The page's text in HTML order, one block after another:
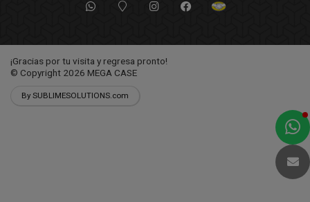
¡Gracias por tu visita y regresa pronto!
© Copyright 2026 MEGA CASE
By SUBLIMESOLUTIONS.com